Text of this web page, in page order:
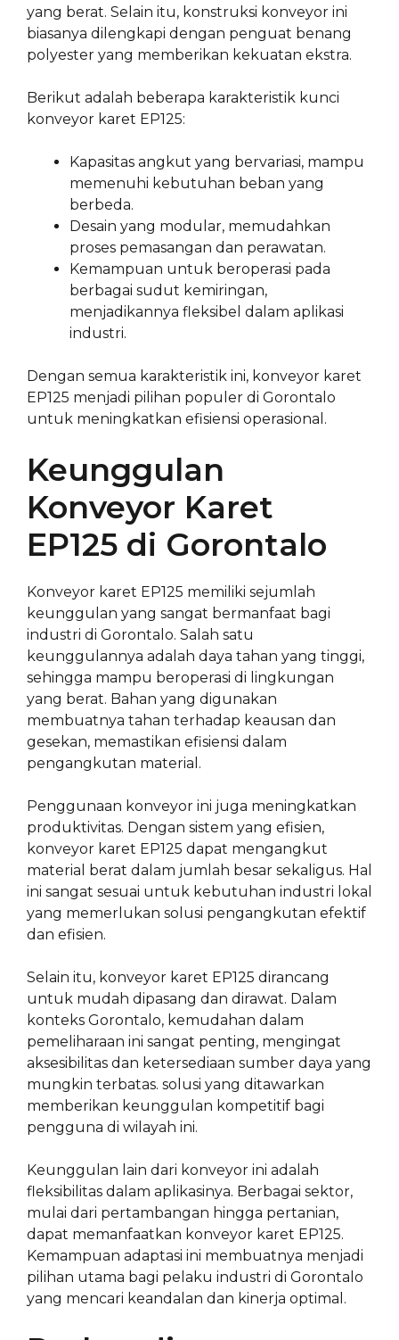
yang berat. Selain itu, konstruksi konveyor ini
biasanya dilengkapi dengan penguat benang
polyester yang memberikan kekuatan ekstra.
Berikut adalah beberapa karakteristik kunci
konveyor karet EP125:
Kapasitas angkut yang bervariasi, mampu
memenuhi kebutuhan beban yang
berbeda.
Desain yang modular, memudahkan
proses pemasangan dan perawatan.
Kemampuan untuk beroperasi pada
berbagai sudut kemiringan,
menjadikannya fleksibel dalam aplikasi
industri.
Dengan semua karakteristik ini, konveyor karet
EP125 menjadi pilihan populer di Gorontalo
untuk meningkatkan efisiensi operasional.
Keunggulan
Konveyor Karet
EP125 di Gorontalo
Konveyor karet EP125 memiliki sejumlah
keunggulan yang sangat bermanfaat bagi
industri di Gorontalo. Salah satu
keunggulannya adalah daya tahan yang tinggi,
sehingga mampu beroperasi di lingkungan
yang berat. Bahan yang digunakan
membuatnya tahan terhadap keausan dan
gesekan, memastikan efisiensi dalam
pengangkutan material.
Penggunaan konveyor ini juga meningkatkan
produktivitas. Dengan sistem yang efisien,
konveyor karet EP125 dapat mengangkut
material berat dalam jumlah besar sekaligus. Hal
ini sangat sesuai untuk kebutuhan industri lokal
yang memerlukan solusi pengangkutan efektif
dan efisien.
Selain itu, konveyor karet EP125 dirancang
untuk mudah dipasang dan dirawat. Dalam
konteks Gorontalo, kemudahan dalam
pemeliharaan ini sangat penting, mengingat
aksesibilitas dan ketersediaan sumber daya yang
mungkin terbatas. solusi yang ditawarkan
memberikan keunggulan kompetitif bagi
pengguna di wilayah ini.
Keunggulan lain dari konveyor ini adalah
fleksibilitas dalam aplikasinya. Berbagai sektor,
mulai dari pertambangan hingga pertanian,
dapat memanfaatkan konveyor karet EP125.
Kemampuan adaptasi ini membuatnya menjadi
pilihan utama bagi pelaku industri di Gorontalo
yang mencari keandalan dan kinerja optimal.